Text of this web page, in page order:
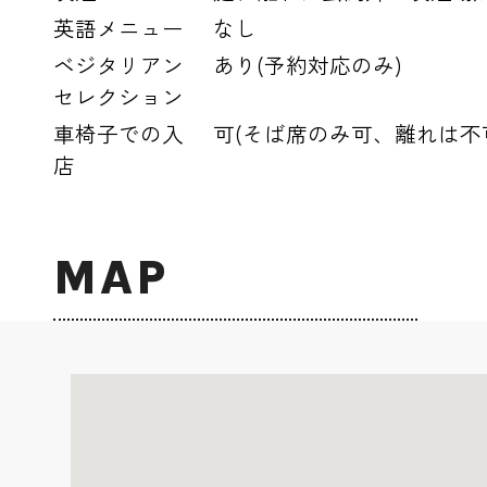
英語メニュー
なし
ベジタリアン
セレクション
あり(予約対応のみ)
車椅子での入
店
可(そば席のみ可、離れは
MAP